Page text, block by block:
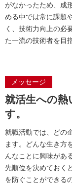
がなかったため、成
める中では常に課題
く、技術力向上の必
た一流の技術者を目
メッセージ
就活生への熱
す。
就職活動では、どの
ます。どんな生き方
んなことに興味があ
先順位を決めておく
を防ぐことができる